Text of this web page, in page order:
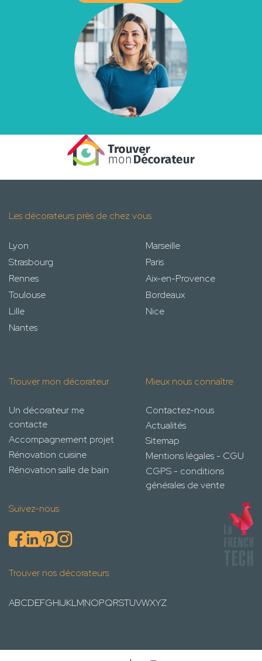
Les décorateurs près de chez vous
Lyon
Marseille
Strasbourg
Paris
Rennes
Aix-en-Provence
Toulouse
Bordeaux
Lille
Nice
Nantes
Trouver mon décorateur
Un décorateur me
contacte
Accompagnement projet
Rénovation cuisine
Rénovation salle de bain
Mieux nous connaître
Contactez-nous
Actualités
Sitemap
Mentions légales - CGU
CGPS - conditions
générales de vente
Suivez-nous
Trouver nos décorateurs
ABCDEFGHIJKLMNOPQRSTUVWXYZ